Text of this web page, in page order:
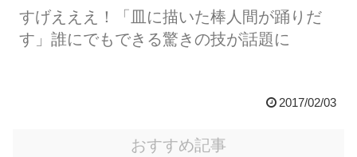
すげえええ！「皿に描いた棒人間が踊りだ
す」誰にでもできる驚きの技が話題に
2017/02/03
おすすめ記事